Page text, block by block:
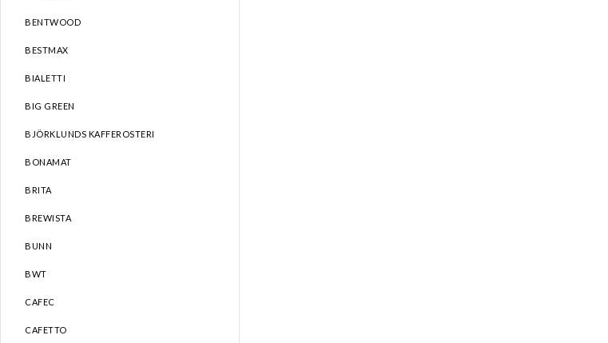
BENTWOOD
BESTMAX
BIALETTI
BIG GREEN
BJÖRKLUNDS KAFFEROSTERI
BONAMAT
BRITA
BREWISTA
BUNN
BWT
CAFEC
CAFETTO